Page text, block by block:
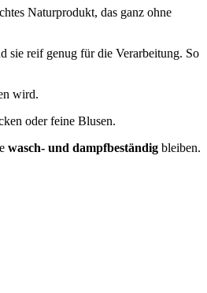
Naturprodukt, das ganz ohne
sie reif genug für die Verarbeitung. So
wird.
oder feine Blusen.
wasch- und dampfbeständig bleiben.